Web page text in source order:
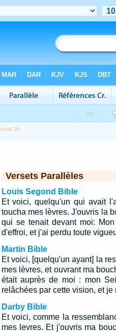
16
Versets Parallèles
Louis Segond Bible
Et voici, quelqu'un qui avait
toucha mes lèvres. J'ouvris la
qui se tenait devant moi:
d'effroi, et j'ai perdu toute
Martin Bible
Et voici, [quelqu'un ayant] la
mes lèvres, et ouvrant ma
était auprès de moi : mon
relâchées par cette vision, et
Darby Bible
Et voici, comme la
mes levres. Et j'ouvris ma